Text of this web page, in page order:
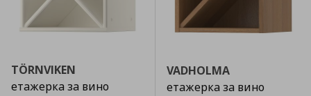
TÖRNVIKEN
етажерка за вино
VADHOLMA
етажерка за вино